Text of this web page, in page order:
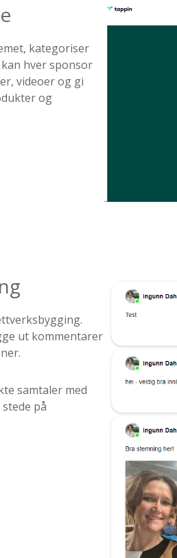
kategoriser
hver sponsor
videoer og gi
og
ut kommentarer
samtaler med
på